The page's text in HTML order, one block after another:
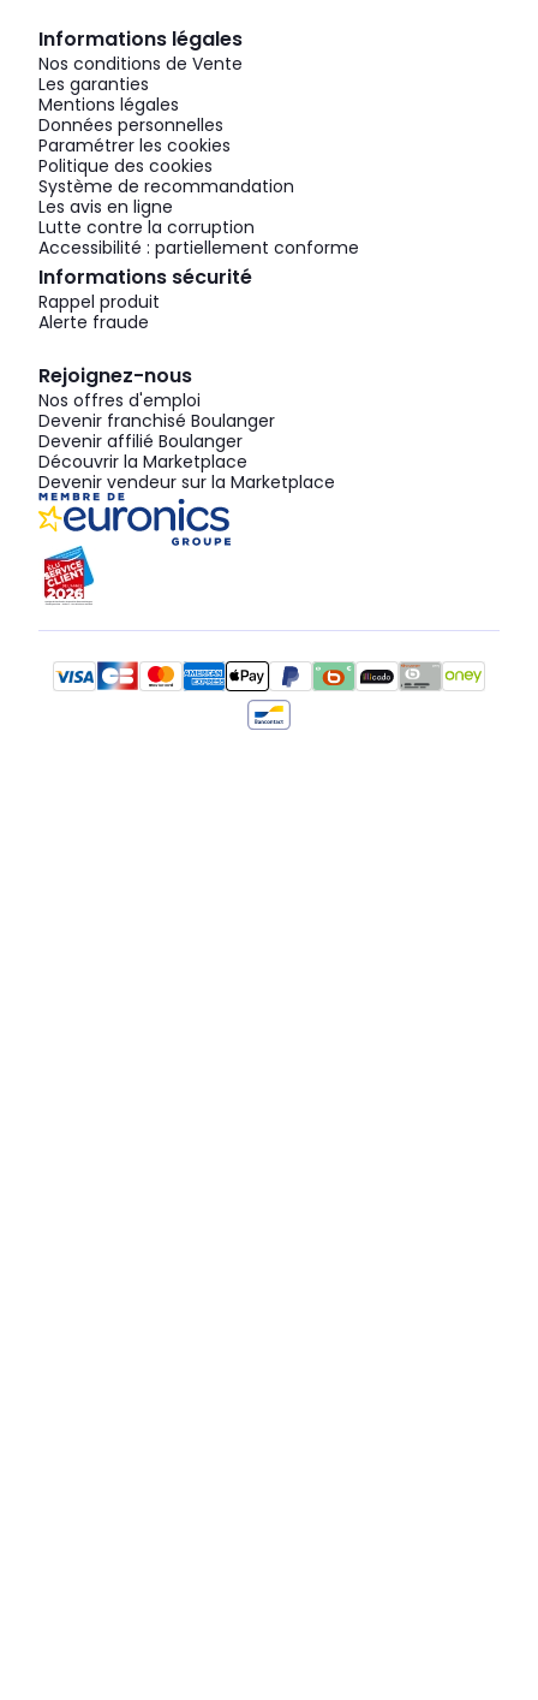
Informations légales
Nos conditions de Vente
Les garanties
Mentions légales
Données personnelles
Paramétrer les cookies
Politique des cookies
Système de recommandation
Les avis en ligne
Lutte contre la corruption
Accessibilité : partiellement conforme
Informations sécurité
Rappel produit
Alerte fraude
Rejoignez-nous
Nos offres d'emploi
Devenir franchisé Boulanger
Devenir affilié Boulanger
Découvrir la Marketplace
Devenir vendeur sur la Marketplace